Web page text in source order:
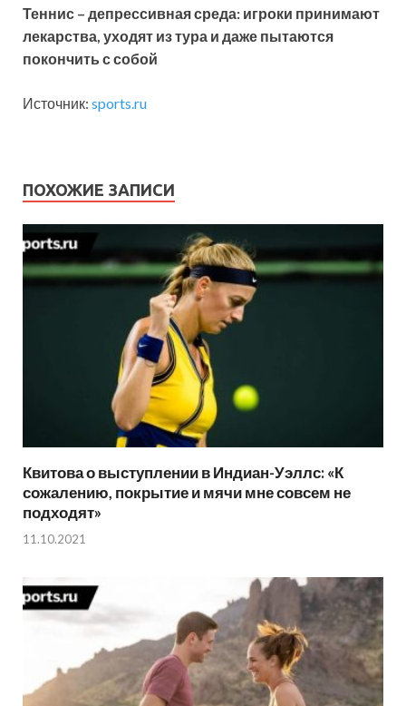
Теннис – депрессивная среда: игроки принимают
лекарства, уходят из тура и даже пытаются
покончить с собой
Источник: sports.ru
ПОХОЖИЕ ЗАПИСИ
Квитова о выступлении в Индиан-Уэллс: «К
сожалению, покрытие и мячи мне совсем не
подходят»
11.10.2021